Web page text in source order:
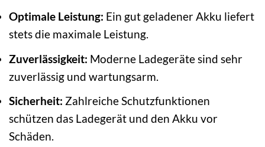
Optimale Leistung: Ein gut geladener Akku liefert
stets die maximale Leistung.
Zuverlässigkeit: Moderne Ladegeräte sind sehr
zuverlässig und wartungsarm.
Sicherheit: Zahlreiche Schutzfunktionen
schützen das Ladegerät und den Akku vor
Schäden.